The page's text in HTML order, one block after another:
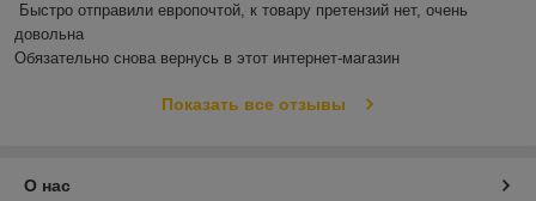
Быстро отправили европочтой, к товару претензий нет, очень
довольна
Обязательно снова вернусь в этот интернет-магазин
Показать все отзывы
О нас